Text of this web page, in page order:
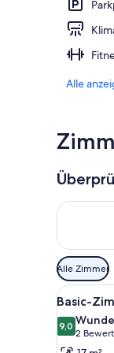
Alle
Filter
für
Zimmer
Alle Zimmer
Alle
Fotos
für
Basic-
6
Basic-
9,09,0 von 10
2
(2